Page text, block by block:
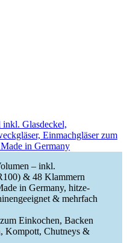
inkl. Glasdeckel,
Einmachgläser zum
in Germany
– inkl.
& 48 Klammern
in Germany, hitze-
& mehrfach
Einkochen, Backen
Kompott, Chutneys &